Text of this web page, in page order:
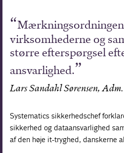
virksomhederne og
større efterspørgsel
ansvarlighed.
Lars Sandahl Sørensen,
Systematics sikkerhedschef
sikkerhed og dataansvarlighed
af den høje it-tryghed, danskerne